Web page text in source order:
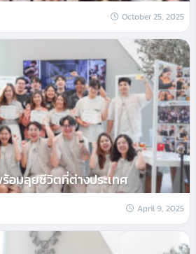
October 25, 2025
อมลุยชีวิตที่ต่างประเทศ
April 9, 2025